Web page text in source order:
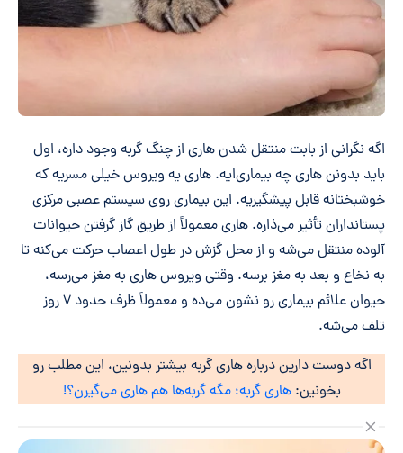
اگه نگرانی از بابت منتقل شدن هاری از چنگ گربه وجود داره، اول
باید بدونن هاری چه بیماری‌ایه. هاری یه ویروس خیلی مسریه که
خوشبختانه قابل پیشگیریه. این بیماری روی سیستم عصبی مرکزی
پستانداران تأثیر می‌ذاره. هاری معمولاً از طریق گاز گرفتن حیوانات
آلوده منتقل می‌شه و از محل گزش در طول اعصاب حرکت می‌کنه تا
به نخاع و بعد به مغز برسه. وقتی ویروس هاری به مغز می‌رسه،
حیوان علائم بیماری رو نشون می‌ده و معمولاً ظرف حدود ۷ روز
تلف می‌شه.
اگه دوست دارین درباره هاری گربه بیشتر بدونین، این مطلب رو
بخونین:هاری گربه؛ مگه گربه‌ها هم هاری می‌گیرن؟!